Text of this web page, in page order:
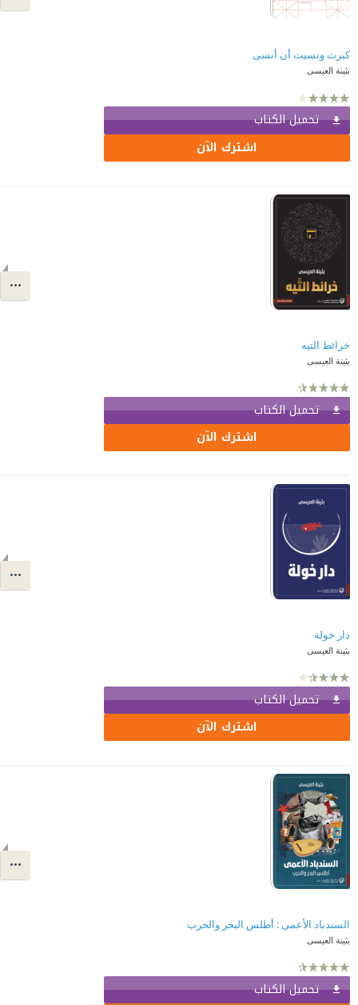
كبرت ونسيت أن أنسى
بثينة العيسى
تحميل الكتاب
اشترك الآن
خرائط التيه
بثينة العيسى
تحميل الكتاب
اشترك الآن
دار خولة
بثينة العيسى
تحميل الكتاب
اشترك الآن
السندباد الأعمى : أطلس البحر والحرب
بثينة العيسى
تحميل الكتاب